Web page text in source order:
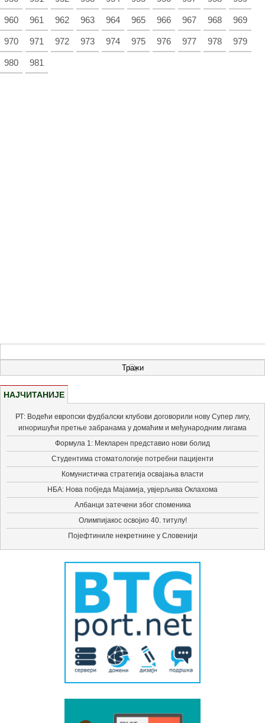
960 961 962 963 964 965 966 967 968 969
970 971 972 973 974 975 976 977 978 979
980 981
НАЈЧИТАНИЈЕ
РТ: Водећи европски фудбалски клубови договорили нову Супер лигу,
игноришући претње забранама у домаћим и међународним лигама
Формула 1: Мекларен представио нови болид
Студентима стоматологије потребни пацијенти
Комунистичка стратегија освајања власти
НБА: Нова побједа Мајамија, увјерљива Оклахома
Албанци затечени због споменика
Олимпијакос освојио 40. титулу!
Појефтиниле некретнине у Словенији